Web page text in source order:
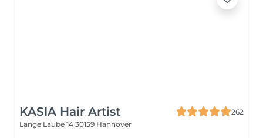
KASIA Hair Artist
262
Lange Laube 14 30159 Hannover